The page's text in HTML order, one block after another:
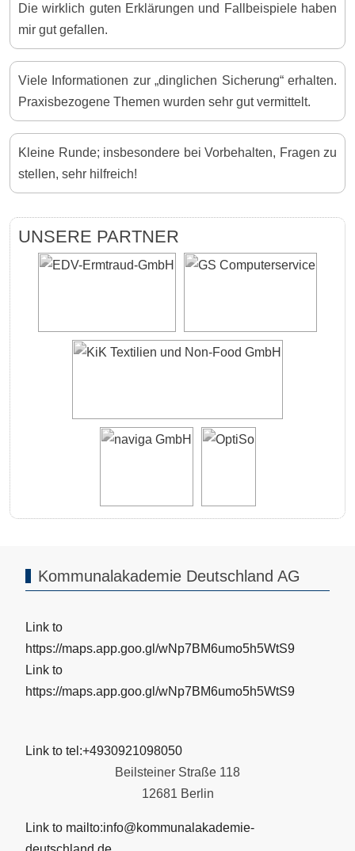
Die wirklich guten Erklärungen und Fallbeispiele haben
mir gut gefallen.
Viele Informationen zur „dinglichen Sicherung“ erhalten.
Praxisbezogene Themen wurden sehr gut vermittelt.
Kleine Runde; insbesondere bei Vorbehalten, Fragen zu
stellen, sehr hilfreich!
UNSERE PARTNER
Kommunalakademie Deutschland AG
Link to
https://maps.app.goo.gl/wNp7BM6umo5h5WtS9
Link to
https://maps.app.goo.gl/wNp7BM6umo5h5WtS9
Link to tel:+4930921098050
Beilsteiner Straße 118
12681 Berlin
Link to mailto:info@kommunalakademie-